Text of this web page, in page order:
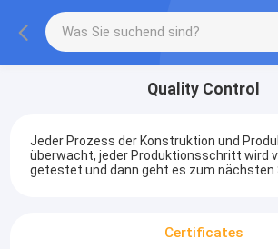
Quality Control
Jeder Prozess der Konstruktion und
überwacht, jeder Produktionsschritt wird
getestet und dann geht es zum nächsten
Certificates